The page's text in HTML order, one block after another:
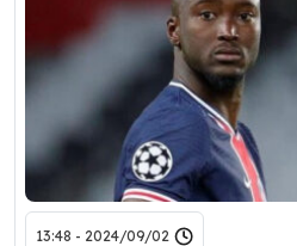
2024/09/02 - 13:48